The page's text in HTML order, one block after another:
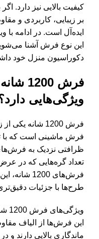
کیفیت بالایی نیز دارد.
ایده‌آل است. در ادامه با
این نوع فرش آشنا
دکوراسیون منزل خود
فرش
ویژگی‌هایی
فرش 1200 شانه
فرش ماشینی است که با
ظرافتی نزدیک به
تعداد گره‌هایی که در
فرش‌های
طرح‌ها با جزئیات
ویژگی‌های فرش 1200 شانه
این فرش‌ها از الیاف
ماندگاری بالایی دارند